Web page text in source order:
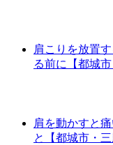
肩こりを放置
る前に【都城市
肩を動かすと
と【都城市・三